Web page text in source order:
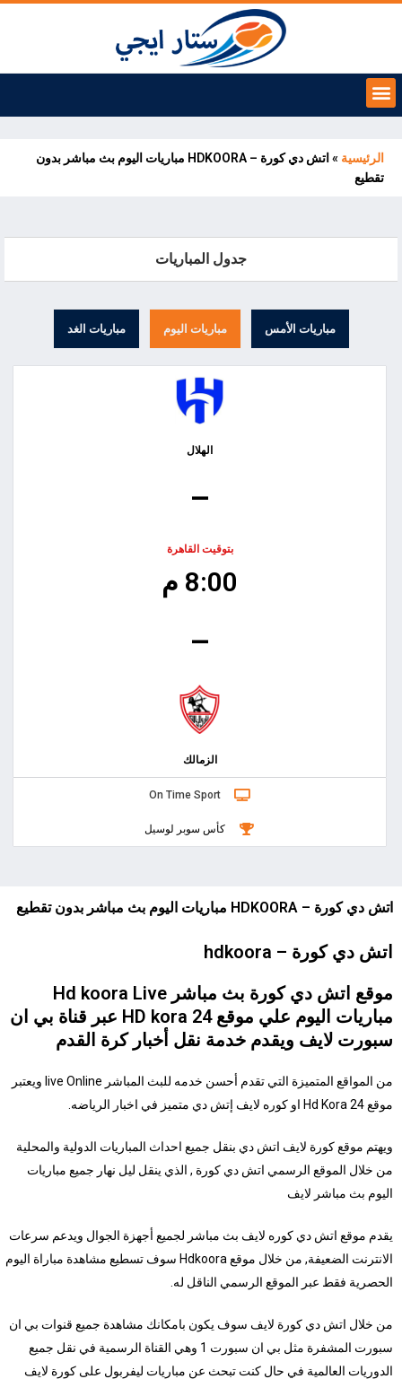
الرئيسية »
اتش دي كورة – HDKOORA مباريات اليوم بث مباشر بدون
تقطيع
جدول المباريات
مباريات اليوم مباريات الأمس مباريات الغد
الهلال
–
بتوقيت القاهرة
8:00 م
–
الزمالك
On Time Sport
كأس سوبر لوسيل
شاهد البث اتش دي كورة – HDKOORA مباريات اليوم بث مباشر بدون تقطيع
اتش دي كورة – hdkoora
موقع اتش دي كورة بث مباشر Hd koora Live
مباريات اليوم علي موقع HD kora 24 عبر قناة بي ان
سبورت لايف ويقدم خدمة نقل أخبار كرة القدم
من المواقع المتميزة التي تقدم أحسن خدمه للبث المباشر live Online ويعتبر
موقع Hd Kora 24 او كوره لايف إتش دي متميز في اخبار الرياضه.
ويهتم موقع كورة لايف اتش دي بنقل جميع احداث المباريات الدولية والمحلية
من خلال الموقع الرسمي اتش دي كورة , الذي ينقل ليل نهار جميع مباريات
اليوم بث مباشر لايف
يقدم موقع اتش دي كوره لايف بث مباشر لجميع أجهزة الجوال ويدعم سرعات
الانترنت الضعيفة, من خلال موقع Hdkoora سوف تسطيع مشاهدة مباراة اليوم
الحصرية فقط عبر الموقع الرسمي الناقل له.
من خلال اتش دي كورة لايف سوف يكون بامكانك مشاهدة جميع قنوات بي ان
سبورت المشفرة مثل بي ان سبورت 1 وهي القناة الرسمية في نقل جميع
الدوريات العالمية في حال كنت تبحث عن مباريات ليفربول على كورة لايف